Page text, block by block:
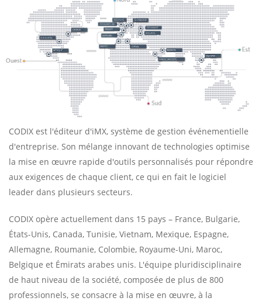
CODIX est l'éditeur d'iMX, système de gestion événementielle
d'entreprise. Son mélange innovant de technologies optimise
la mise en œuvre rapide d'outils personnalisés pour répondre
aux exigences de chaque client, ce qui en fait le logiciel
leader dans plusieurs secteurs.
CODIX opère actuellement dans 15 pays – France, Bulgarie,
États-Unis, Canada, Tunisie, Vietnam, Mexique, Espagne,
Allemagne, Roumanie, Colombie, Royaume-Uni, Maroc,
Belgique et Émirats arabes unis. L'équipe pluridisciplinaire
de haut niveau de la société, composée de plus de 800
professionnels, se consacre à la mise en œuvre, à la